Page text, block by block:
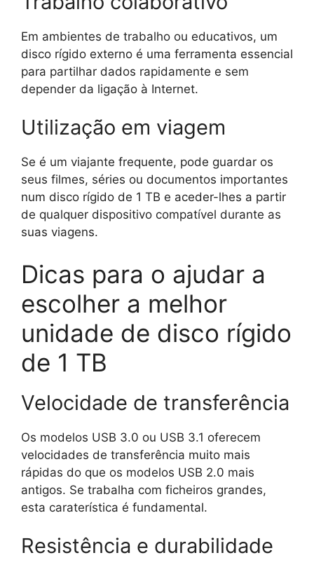
Em ambientes de trabalho ou educativos, um
disco rígido externo é uma ferramenta essencial
para partilhar dados rapidamente e sem
depender da ligação à Internet.
Utilização em viagem
Se é um viajante frequente, pode guardar os
seus filmes, séries ou documentos importantes
num disco rígido de 1 TB e aceder-lhes a partir
de qualquer dispositivo compatível durante as
suas viagens.
Dicas para o ajudar a
escolher a melhor
unidade de disco rígido
de 1 TB
Velocidade de transferência
Os modelos USB 3.0 ou USB 3.1 oferecem
velocidades de transferência muito mais
rápidas do que os modelos USB 2.0 mais
antigos. Se trabalha com ficheiros grandes,
esta caraterística é fundamental.
Resistência e durabilidade